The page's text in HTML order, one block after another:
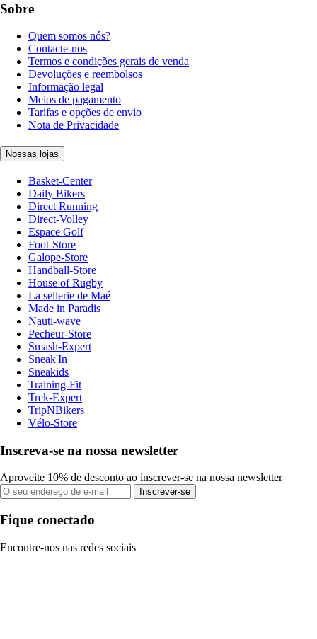
Sobre
Quem somos nós?
Contacte-nos
Termos e condições gerais de venda
Devoluções e reembolsos
Informação legal
Meios de pagamento
Tarifas e opções de envio
Nota de Privacidade
Nossas lojas
Basket-Center
Daily Bikers
Direct Running
Direct-Volley
Espace Golf
Foot-Store
Galope-Store
Handball-Store
House of Rugby
La sellerie de Maé
Made in Paradis
Nauti-wave
Pecheur-Store
Smash-Expert
Sneak'In
Sneakids
Training-Fit
Trek-Expert
TripNBikers
Vélo-Store
Inscreva-se na nossa newsletter
Aproveite 10% de desconto ao inscrever-se na nossa newsletter
Inscrever-se
Fique conectado
Encontre-nos nas redes sociais